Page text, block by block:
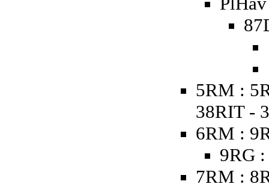
5RM :
38RIT -
6RM :
9RG
7RM :